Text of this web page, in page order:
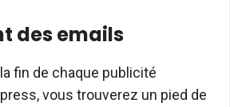
des emails
fin de chaque publicité
vous trouverez un pied de